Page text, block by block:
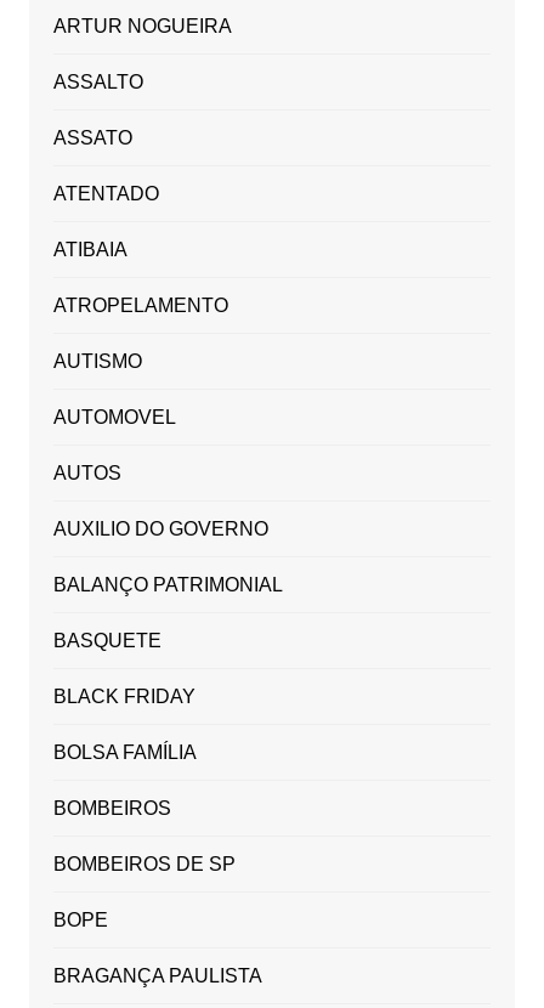
ARTUR NOGUEIRA
ASSALTO
ASSATO
ATENTADO
ATIBAIA
ATROPELAMENTO
AUTISMO
AUTOMOVEL
AUTOS
AUXILIO DO GOVERNO
BALANÇO PATRIMONIAL
BASQUETE
BLACK FRIDAY
BOLSA FAMÍLIA
BOMBEIROS
BOMBEIROS DE SP
BOPE
BRAGANÇA PAULISTA